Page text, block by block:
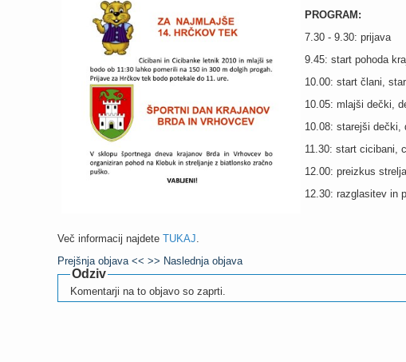
PROGRAM:
7.30 - 9.30: prijava
9.45: start pohoda
10.00: start člani,
10.05: mlajši dečki,
10.08: starejši dečki,
11.30: start cicibani,
12.00: preizkus
12.30: razglasitev in
Več informacij najdete TUKAJ.
Prejšnja objava << >> Naslednja objava
Odziv
Komentarji na to objavo so zaprti.